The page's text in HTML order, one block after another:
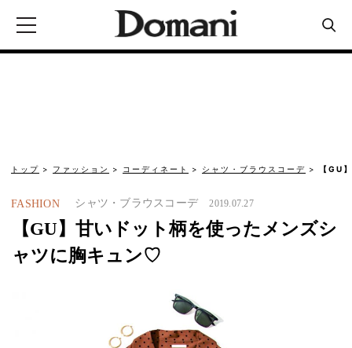
トップ ファッション コーディネート シャツ・ブラウスコーデ 【GU
FASHION シャツ・ブラウスコーデ 2019.07.27
【GU】甘いドット柄を使ったメンズシ
ャツに胸キュン♡